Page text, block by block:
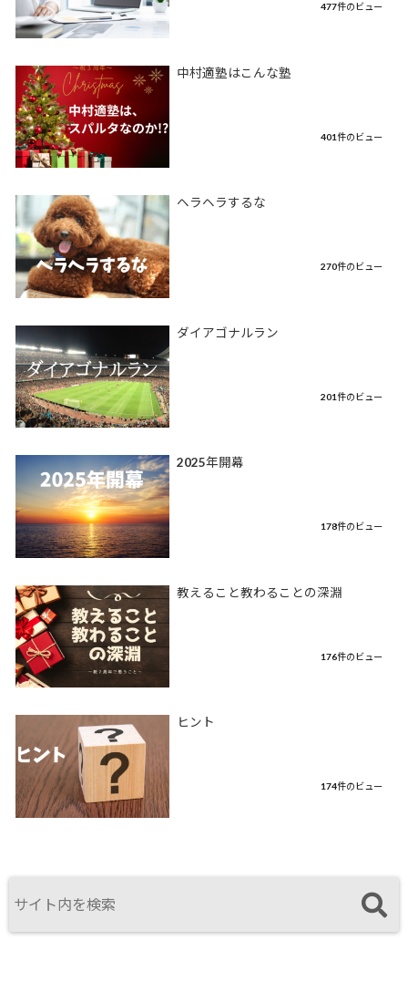
477件のビュー
中村適塾はこんな塾
401件のビュー
ヘラヘラするな
270件のビュー
ダイアゴナルラン
201件のビュー
2025年開幕
178件のビュー
教えること教わることの深淵
176件のビュー
ヒント
174件のビュー